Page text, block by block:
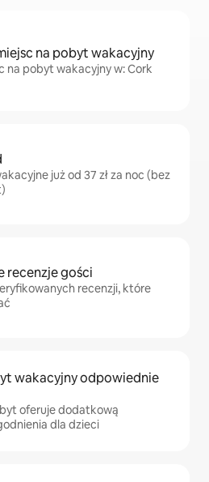
na pobyt wakacyjny
na pobyt wakacyjny w: Cork
już od 37 zł za noc (bez
recenzje gości
recenzji, które
wakacyjny odpowiednie
oferuje dodatkową
dla dzieci